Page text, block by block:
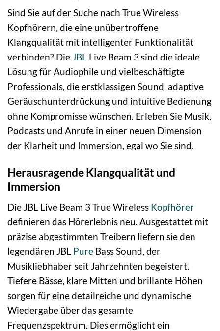
Sind Sie auf der Suche nach True Wireless
Kopfhörern, die eine unübertroffene
Klangqualität mit intelligenter Funktionalität
verbinden? Die JBL Live Beam 3 sind die ideale
Lösung für Audiophile und vielbeschäftigte
Professionals, die erstklassigen Sound, adaptive
Geräuschunterdrückung und intuitive Bedienung
ohne Kompromisse wünschen. Erleben Sie Musik,
Podcasts und Anrufe in einer neuen Dimension
der Klarheit und Immersion, egal wo Sie sind.
Herausragende Klangqualität und
Immersion
Die JBL Live Beam 3 True Wireless Kopfhörer
definieren das Hörerlebnis neu. Ausgestattet mit
präzise abgestimmten Treibern liefern sie den
legendären JBL Pure Bass Sound, der
Musikliebhaber seit Jahrzehnten begeistert.
Tiefere Bässe, klare Mitten und brillante Höhen
sorgen für eine detailreiche und dynamische
Wiedergabe über das gesamte
Frequenzspektrum. Dies ermöglicht ein